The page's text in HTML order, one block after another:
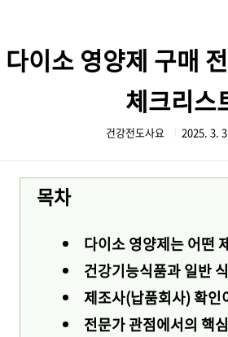
다이소 영양제 구매
체크리스
건강전도사요 2025. 3.
목차
다이소 영양제는 어떤
건강기능식품과 일반
제조사(납품회사) 확인
전문가 관점에서의 핵